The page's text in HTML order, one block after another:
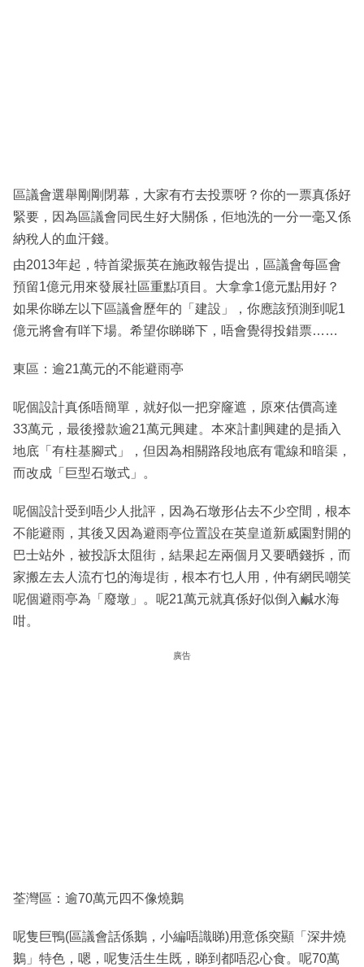
閱
專
區
區議會選舉剛剛閉幕，大家有冇去投票呀？你的一票真係好
緊要，因為區議會同民生好大關係，佢地洗的一分一毫又係
納稅人的血汗錢。
由2013年起，特首梁振英在施政報告提出，區議會每區會
預留1億元用來發展社區重點項目。大拿拿1億元點用好？
如果你睇左以下區議會歷年的「建設」，你應該預測到呢1
億元將會有咩下場。希望你睇睇下，唔會覺得投錯票……
東區：逾21萬元的不能避雨亭
呢個設計真係唔簡單，就好似一把穿窿遮，原來估價高達
33萬元，最後撥款逾21萬元興建。本來計劃興建的是插入
地底「有柱基腳式」，但因為相關路段地底有電線和暗渠，
而改成「巨型石墩式」。
呢個設計受到唔少人批評，因為石墩形佔去不少空間，根本
不能避雨，其後又因為避雨亭位置設在英皇道新威園對開的
巴士站外，被投訴太阻街，結果起左兩個月又要晒錢拆，而
家搬左去人流冇乜的海堤街，根本冇乜人用，仲有網民嘲笑
呢個避雨亭為「廢墩」。呢21萬元就真係好似倒入鹹水海
咁。
廣告
荃灣區：逾70萬元四不像燒鵝
呢隻巨鴨(區議會話係鵝，小編唔識睇)用意係突顯「深井燒
鵝」特色，嗯，呢隻活生生既，睇到都唔忍心食。呢70萬